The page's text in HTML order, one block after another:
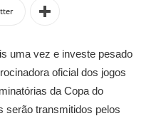
uma vez e investe pesado
oficial dos jogos
da Copa do
serão transmitidos pelos